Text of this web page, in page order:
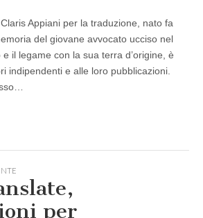
Appiani per la traduzione, nato fa
del giovane avvocato ucciso nel
il legame con la sua terra d’origine, è
indipendenti e alle loro pubblicazioni.
per